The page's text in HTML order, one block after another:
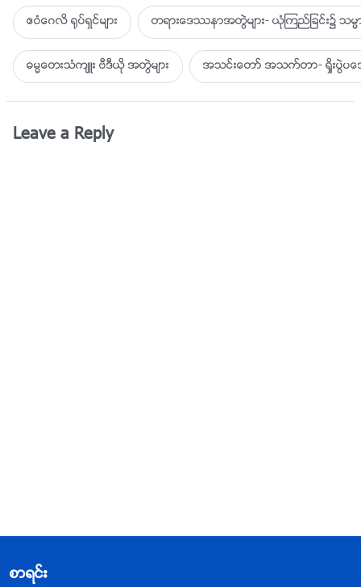
ဧဝံေဂလိ ႐ုပ္ရွင္မ်ား တရားေဒႆနာအတြဲမ်ား- ယုံၾကည္ျခင္း၌ သမၼာတ
ဓမၼေတးသံက်ဴး ဗီဒီယို အတြဲမ်ား အသင္းေတာ္ အသက္တာ- ရႈိးပြဲ
Leave a Reply
စာရင္း